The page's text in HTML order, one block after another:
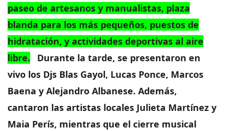
paseo de artesanos y manualistas, plaza
blanda para los más pequeños, puestos de
hidratación, y actividades deportivas al aire
libre.
Durante la tarde, se presentaron en
vivo los Djs Blas Gayol, Lucas Ponce, Marcos
Baena y Alejandro Albanese. Además,
cantaron las artistas locales Julieta Martínez y
Maia Perís, mientras que el cierre musical